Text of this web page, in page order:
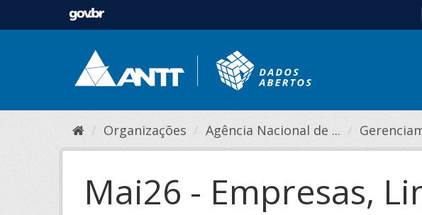
Organizações Agência Nacional de ...
Mai26 - Empresas,